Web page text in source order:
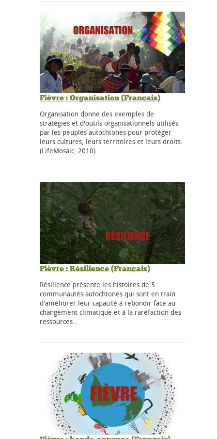
Fièvre : Organisation (Français)
Organisation donne des exemples de
stratégies et d'outils organisationnels utilisés
par les peuples autochtones pour protéger
leurs cultures, leurs territoires et leurs droits.
(LifeMosaic, 2010)
Fièvre : Résilience (Français)
Résilience présente les histoires de 5
communautés autochtones qui sont en train
d'améliorer leur capacité à rebondir face au
changement climatique et à la raréfaction des
ressources…